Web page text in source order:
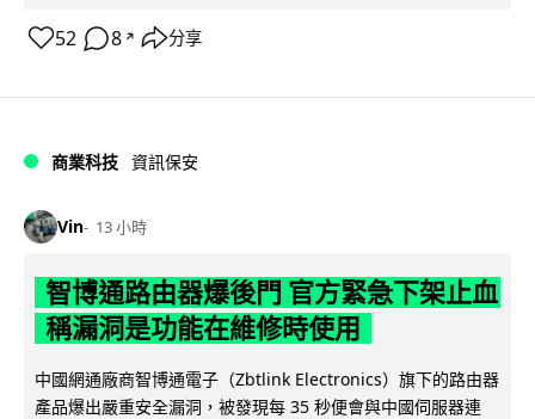
52 8 ↗ 分享
商業科技 資訊保安
Vin 13 小時
智博通路由器爆後門 官方緊急下架止血
稱漏洞是功能在維修時使用
中國網通廠商智博通電子（Zbtlink Electronics）旗下的路由器
產品爆出嚴重安全漏洞，被發現每 35 秒便會與中國伺服器連